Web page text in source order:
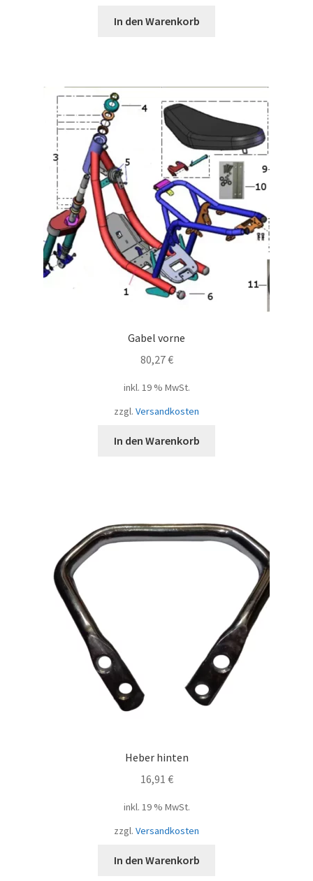
In den Warenkorb
Gabel vorne
80,27€
inkl. 19 % MwSt.
zzgl. Versandkosten
In den Warenkorb
Heber hinten
16,91 €
inkl. 19 % MwSt.
zzgl. Versandkosten
In den Warenkorb